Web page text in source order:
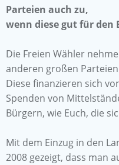
Parteien auch zu,
wenn diese gut für den
Die Freien Wähler
anderen großen
Diese finanzieren sich
Spenden von
Bürgern, wie Euch, die
Mit dem Einzug in den
2008 gezeigt, dass man